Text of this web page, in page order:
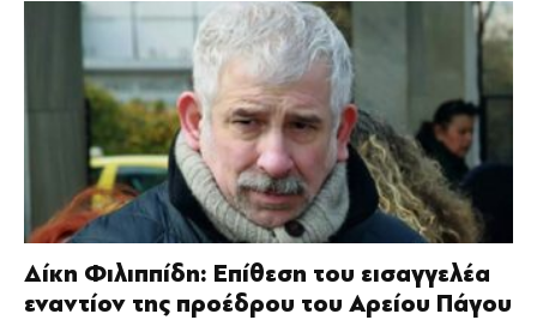
Δίκη Φιλιππίδη: Επίθεση του εισαγγελέα
εναντίον της προέδρου του Αρείου Πάγου